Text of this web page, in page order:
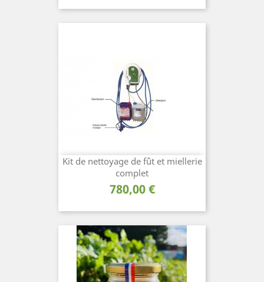
Kit de nettoyage de fût et miellerie
complet
Prix
780,00 €